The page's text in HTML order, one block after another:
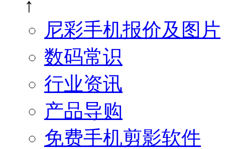
↑
尼彩手机报价及图片
数码常识
行业资讯
产品导购
免费手机剪影软件